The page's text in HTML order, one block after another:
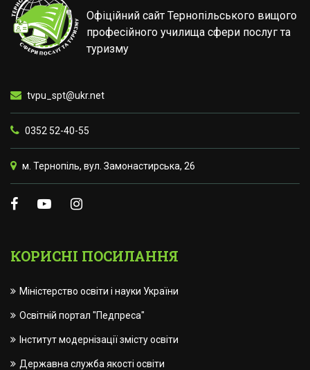
Офіційний сайт Тернопільського вищого
професійного училища сфери послуг та
туризму
tvpu_spt@ukr.net
0352 52-40-55
м. Тернопіль, вул. Замонастирська, 26
КОРИСНІ ПОСИЛАННЯ
Міністерство освіти і науки України
Освітній портал "Педпреса"
Інститут модернізації змісту освіти
Державна служба якості освіти